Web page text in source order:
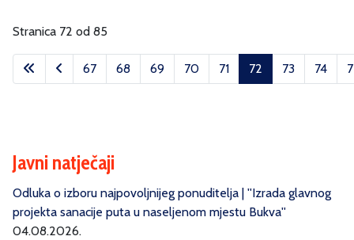
Stranica 72 od 85
67 68 69 70 71 72 73 74
Javni natječaji
Odluka o izboru najpovoljnijeg ponuditelja | ''Izrada glavnog
projekta sanacije puta u naseljenom mjestu Bukva''
04.08.2026.